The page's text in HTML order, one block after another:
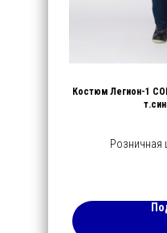
Костюм Легион-1
Розничная